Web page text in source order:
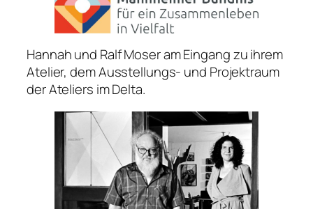
Hannah und Ralf Moser am Eingang zu ihrem
Atelier, dem Ausstellungs- und Projektraum
der Ateliers im Delta.